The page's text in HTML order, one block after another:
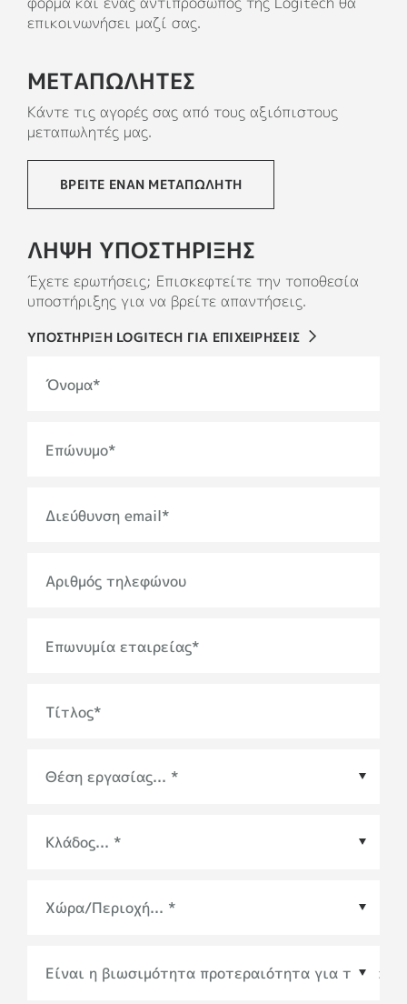
ΠΛΑΣΤΙΚΆ ΜΈΡΗ
επικοινωνήσει μαζί σας.
ΜΕΤΑΠΩΛΗΤΕΣ
Κάντε τις αγορές σας από τους αξιόπιστους
μεταπωλητές μας.
ΒΡΕΙΤΕ ΕΝΑΝ ΜΕΤΑΠΩΛΗΤΗ
ΛΗΨΗ ΥΠΟΣΤΗΡΙΞΗΣ
Έχετε ερωτήσεις; Επισκεφτείτε την τοποθεσία
υποστήριξης για να βρείτε απαντήσεις.
ΥΠΟΣΤΗΡΙΞΗ LOGITECH ΓΙΑ ΕΠΙΧΕΙΡΗΣΕΙΣ
Όνομα*
Επώνυμο*
Διεύθυνση email*
Αριθμός τηλεφώνου
Επωνυμία εταιρείας*
Τίτλος*
Χώρα/Περιοχή *